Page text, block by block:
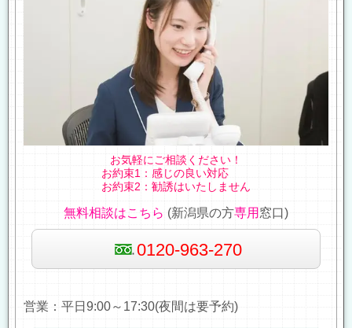
お気軽にご相談ください！
お約束1：感じの良い対応
お約束2：勧誘はいたしません
無料相談はこちら (新潟県の方専用 窓口)
0120-963-270
営業：平日9:00～17:30(夜間は要予約)